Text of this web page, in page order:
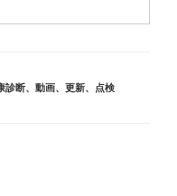
診断、 動画、 更新、 点検